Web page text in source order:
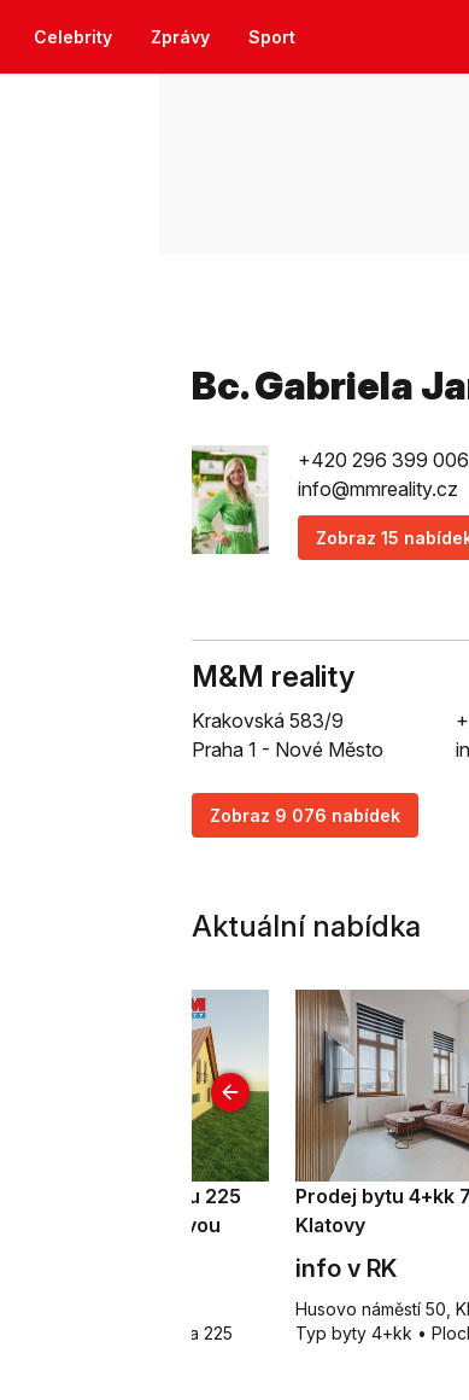
Celebrity Zprávy Sport
Bc. Gabriela
+420 296 399 006
info@mmreality.cz
Zobraz 15
M&M reality
Krakovská 583/9
Praha 1 - Nové Město
Zobraz 9 076 nabídek
Aktuální nabídka
rodinného domu 225
Janovice nad Úhlavou
rodinné domy • Plocha 225
Prodej bytu 4+kk
Klatovy
info v RK
Husovo náměstí 50,
Typ byty 4+kk •